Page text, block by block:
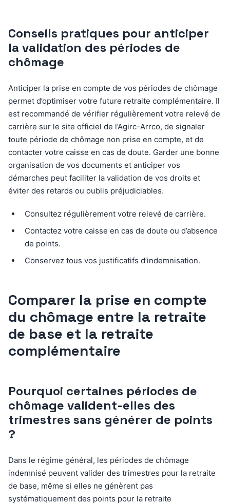
Conseils pratiques pour anticiper
la validation des périodes de
chômage
Anticiper la prise en compte de vos périodes de chômage
permet d’optimiser votre future retraite complémentaire. Il
est recommandé de vérifier régulièrement votre relevé de
carrière sur le site officiel de l’Agirc-Arrco, de signaler
toute période de chômage non prise en compte, et de
contacter votre caisse en cas de doute. Garder une bonne
organisation de vos documents et anticiper vos
démarches peut faciliter la validation de vos droits et
éviter des retards ou oublis préjudiciables.
Consultez régulièrement votre relevé de carrière.
Contactez votre caisse en cas de doute ou d’absence
de points.
Conservez tous vos justificatifs d’indemnisation.
Comparer la prise en compte
du chômage entre la retraite
de base et la retraite
complémentaire
Pourquoi certaines périodes de
chômage valident-elles des
trimestres sans générer de points
?
Dans le régime général, les périodes de chômage
indemnisé peuvent valider des trimestres pour la retraite
de base, même si elles ne génèrent pas
systématiquement des points pour la retraite